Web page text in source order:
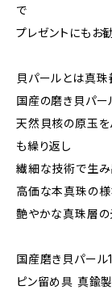
で
プレゼントにもお
貝パールとは真
国産の磨き貝パー
天然貝核の原玉
も繰り返し
繊細な技術で生
高価な本真珠の様
艶やかな真珠層の
国産磨き貝パール
ピン留め具 真鍮